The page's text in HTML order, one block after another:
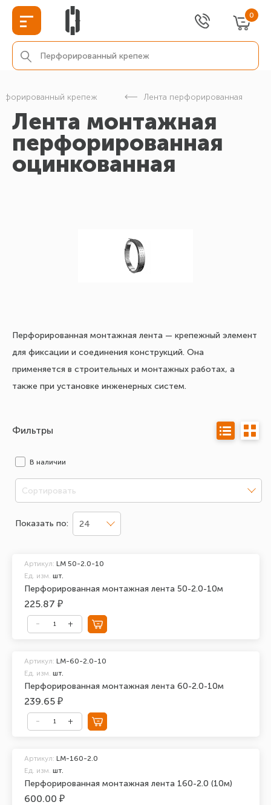
0
крепеж Лента перфорированная
Лента монтажная
перфорированная
оцинкованная
Перфорированная монтажная лента — крепежный элемент
для фиксации и соединения конструкций. Она
применяется в строительных и монтажных работах, а
также при установке инженерных систем.
Фильтры
В наличии
Сортировать
Показать по: 24
Перфорированная монтажная лента 50-2.0-10м
Артикул: LM 50-2.0-10
Ед. изм. шт.
225.87 ₽
Перфорированная монтажная лента 60-2.0-10м
Артикул: LM-60-2.0-10
Ед. изм. шт.
239.65 ₽
Перфорированная монтажная лента 160-2.0 (10м)
Артикул: LM-160-2.0
Ед. изм. шт.
600.00 ₽